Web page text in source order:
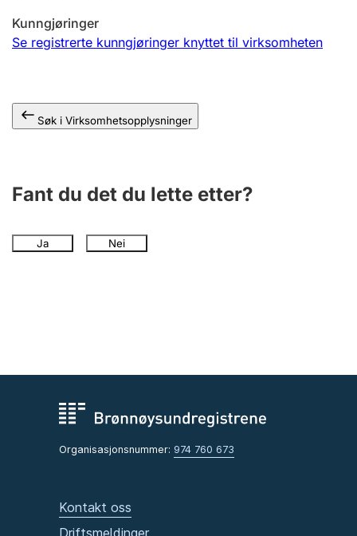
Offentlig sektor
Andre tema
Kunngjøringer
Se registrerte kunngjøringer knyttet til virksomheten
Søk i Virksomhetsopplysninger
Fant du det du lette etter?
Ja Nei
Organisasjonsnummer: 974 760 673
Kontakt oss